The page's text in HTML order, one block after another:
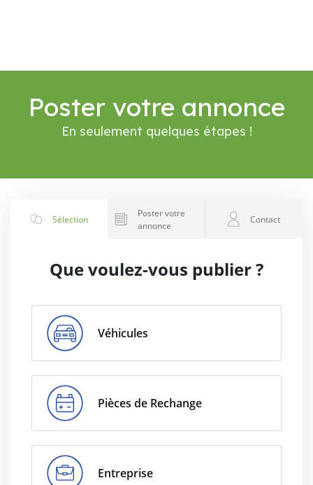
Poster votre annonce
En seulement quelques étapes !
Sélection
Poster votre
annonce
Contact
Que voulez-vous publier ?
Véhicules
Pièces de Rechange
Entreprise